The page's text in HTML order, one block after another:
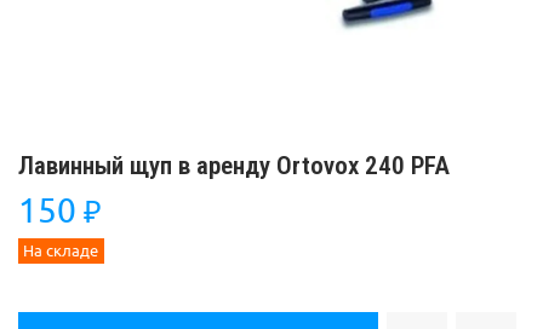
Лавинный щуп в аренду Ortovox 240 PFA
150 ₽
На складе